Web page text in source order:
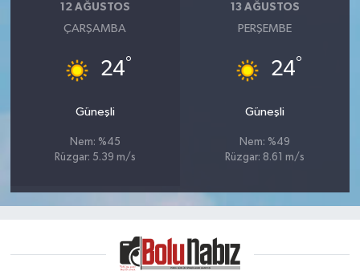
12 AĞUSTOS
ÇARŞAMBA
24°
Güneşli
Nem: %45
Rüzgar: 5.39 m/s
13 AĞUSTOS
PERŞEMBE
24°
Güneşli
Nem: %49
Rüzgar: 8.61 m/s